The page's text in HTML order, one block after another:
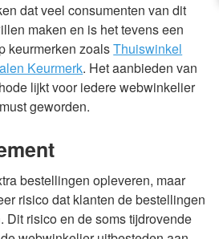
dat veel consumenten van dit
maken en is het tevens een
keurmerken zoalsThuiswinkel
Keurmerk. Het aanbieden van
lijkt voor iedere webwinkelier
geworden.
bestellingen opleveren, maar
risico dat klanten de bestellingen
Dit risico en de soms tijdrovende